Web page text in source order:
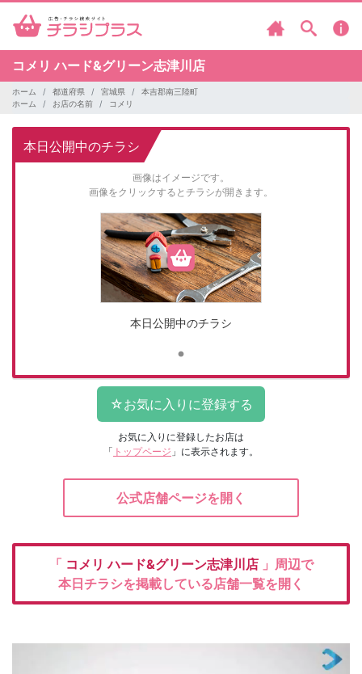
コメリハード&グリーン志津川店
ホーム 都道府県 宮城県
本吉郡南三陸町
ホーム
お店の名前 コメリ
本日公開中のチラシ
画像はイメージです。
画像をクリックするとチラシが開きます。
本日公開中のチラシ
お気に入りに登録したお店は
「 トップページ 」に表示されます。
公式店舗ページを開く
「 コメリハード&グリーン志津川店 」周辺で
本日チラシを掲載している店舗一覧を開く